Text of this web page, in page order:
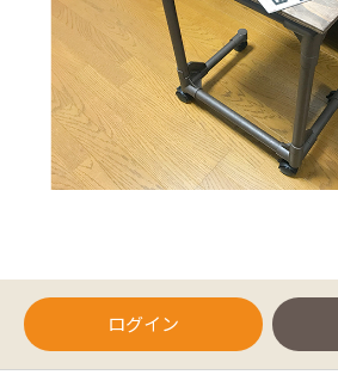
ログイン